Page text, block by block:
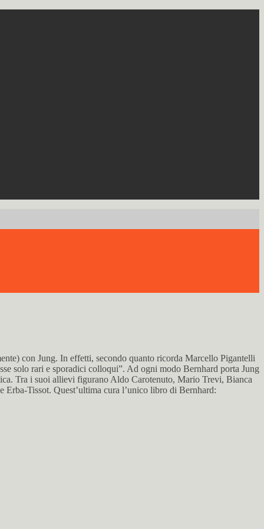
con Jung. In effetti, secondo quanto ricorda Marcello Pigantelli
solo rari e sporadici colloqui”. Ad ogni modo Bernhard porta Jung
Tra i suoi allievi figurano Aldo Carotenuto, Mario Trevi, Bianca
Tissot. Quest’ultima cura l’unico libro di Bernhard: